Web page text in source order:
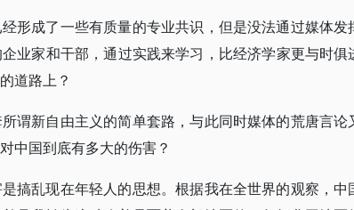
形成了一些有质量的专业共识，但是没法通过媒体发
业家和干部，通过实践来学习，比经济学家更与时俱
道路上？
谓新自由主义的简单套路，与此同时媒体的荒唐言论
中国到底有多大的伤害？
搞乱现在年轻人的思想。根据我在全世界的观察，中